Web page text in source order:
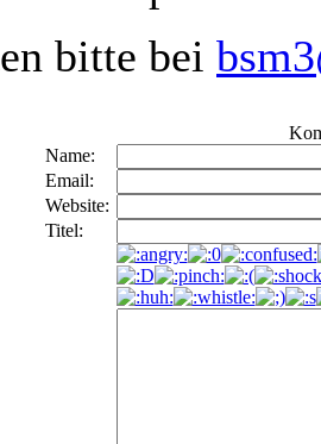
bitte bei
Name:
Email:
Website:
Titel: